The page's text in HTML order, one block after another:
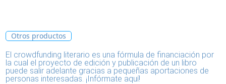
Otros productos
El crowdfunding literario es una fórmula de financiación por
la cual el proyecto de edición y publicación de un libro
puede salir adelante gracias a pequeñas aportaciones de
personas interesadas. ¡Infórmate aquí!